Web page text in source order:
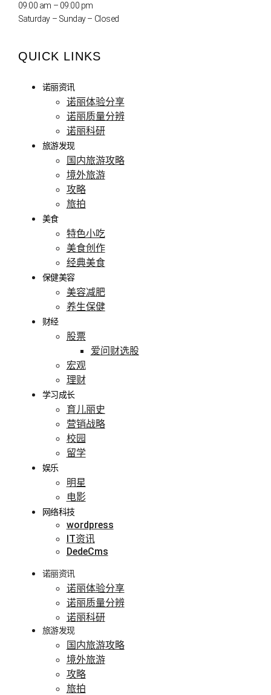
09:00 am – 09:00 pm
Saturday – Sunday – Closed
QUICK LINKS
诺丽资讯
诺丽体验分享
诺丽质量分辨
诺丽科研
旅游发现
国内旅游攻略
境外旅游
攻略
旅拍
美食
特色小吃
美食创作
经典美食
保健美容
美容减肥
养生保健
财经
股票
爱问财选股
宏观
理财
学习成长
育儿丽史
营销战略
校园
留学
娱乐
明星
电影
网络科技
wordpress
IT资讯
DedeCms
诺丽资讯
诺丽体验分享
诺丽质量分辨
诺丽科研
旅游发现
国内旅游攻略
境外旅游
攻略
旅拍